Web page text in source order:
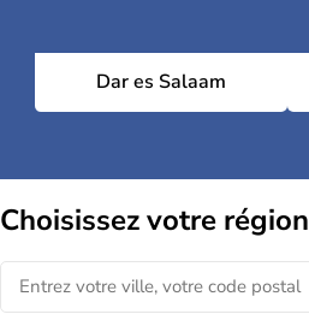
Dar es Salaam
Choisissezvotre région